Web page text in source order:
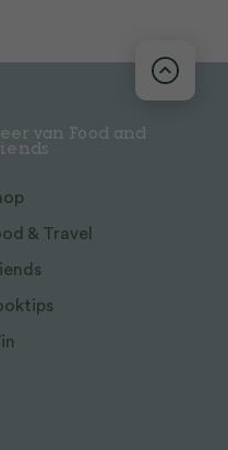
van Food and
& Travel